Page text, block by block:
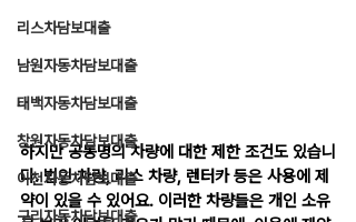
리스차담보대출
남원자동차담보대출
태백자동차담보대출
창원자동차담보대출
이천자동차담보대출
구리자동차담보대출
하지만 공동명의 차량에 대한 제한 조건도 있습니
다. 법인 차량, 리스 차량, 렌터카 등은 사용에 제
약이 있을 수 있어요. 이러한 차량들은 개인 소유